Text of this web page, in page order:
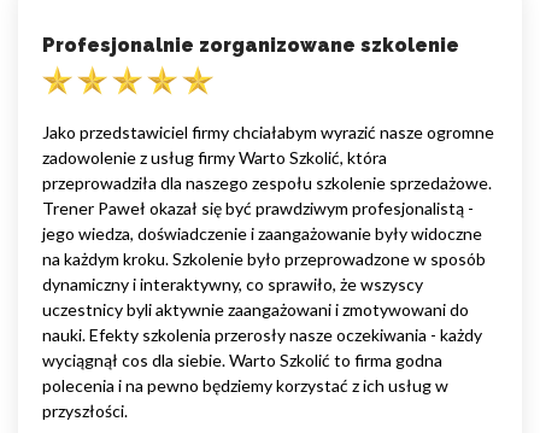
Profesjonalnie zorganizowane szkolenie
Jako przedstawiciel firmy chciałabym wyrazić nasze ogromne
zadowolenie z usług firmy Warto Szkolić, która
przeprowadziła dla naszego zespołu szkolenie sprzedażowe.
Trener Paweł okazał się być prawdziwym profesjonalistą -
jego wiedza, doświadczenie i zaangażowanie były widoczne
na każdym kroku. Szkolenie było przeprowadzone w sposób
dynamiczny i interaktywny, co sprawiło, że wszyscy
uczestnicy byli aktywnie zaangażowani i zmotywowani do
nauki. Efekty szkolenia przerosły nasze oczekiwania - każdy
wyciągnął cos dla siebie. Warto Szkolić to firma godna
polecenia i na pewno będziemy korzystać z ich usług w
przyszłości.